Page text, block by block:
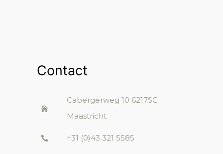
Contact
Cabergerweg 10 6217SC
Maastricht
+31 (0)43 321 5585